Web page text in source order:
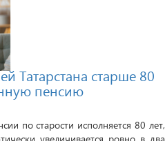
Татарстана старше 80
пенсию
по старости исполняется 80 лет,